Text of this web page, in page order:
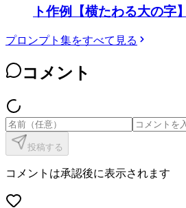
ト作例【横たわる大の字】
プロンプト集をすべて見る
コメント
投稿する
コメントは承認後に表示されます